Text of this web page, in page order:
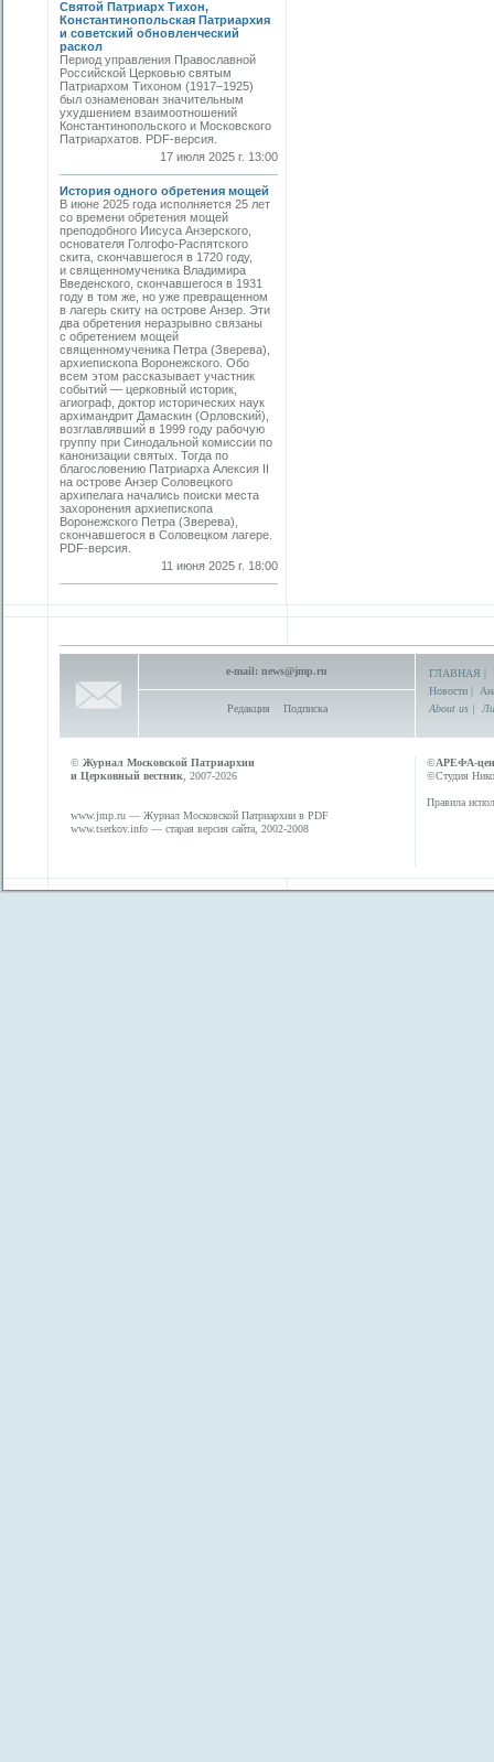
Святой Патриарх Тихон,
Константинопольская Патриархия
и советский обновленческий
раскол
Период управления Православной
Российской Церковью святым
Патриархом Тихоном (1917–1925)
был ознаменован значительным
ухудшением взаимоотношений
Константинопольского и Московского
Патриархатов. PDF-версия.
17 июля 2025 г. 13:00
История одного обретения мощей
В июне 2025 года исполняется 25 лет
со времени обретения мощей
преподобного Иисуса Анзерского,
основателя Голгофо-Распятского
скита, скончавшегося в 1720 году,
и священномученика Владимира
Введенского, скончавшегося в 1931
году в том же, но уже превращенном
в лагерь скиту на острове Анзер. Эти
два обретения неразрывно связаны
с обретением мощей
священномученика Петра (Зверева),
архиепископа Воронежского. Обо
всем этом рассказывает участник
событий — церковный историк,
агиограф, доктор исторических наук
архимандрит Дамаскин (Орловский),
возглавлявший в 1999 году рабочую
группу при Синодальной комиссии по
канонизации святых. Тогда по
благословению Патриарха Алексия II
на острове Анзер Соловецкого
архипелага начались поиски места
захоронения архиепископа
Воронежского Петра (Зверева),
скончавшегося в Соловецком лагере.
PDF-версия.
11 июня 2025 г. 18:00
e-mail: news@jmp.ru
Редакция Подписка
ГЛАВНАЯ |
Новости |
About us |
© Журнал Московской Патриархии
и Церковный вестник , 2007-2026
www.jmp.ru — Журнал Московской Патриархии в PDF
www.tserkov.info — старая версия сайта, 2002-2008
©АРЕФА-
©Студия
Правила